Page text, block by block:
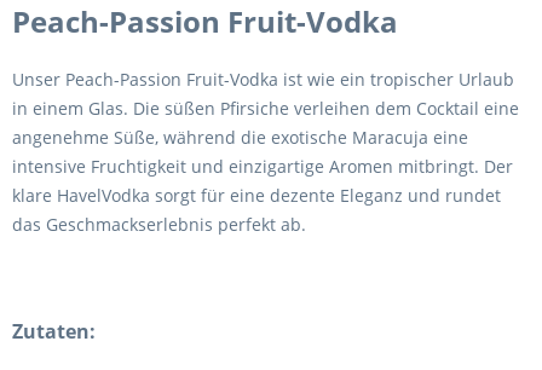
Peach-Passion Fruit-Vodka
Unser Peach-Passion Fruit-Vodka ist wie ein tropischer Urlaub
in einem Glas. Die süßen Pfirsiche verleihen dem Cocktail eine
angenehme Süße, während die exotische Maracuja eine
intensive Fruchtigkeit und einzigartige Aromen mitbringt. Der
klare HavelVodka sorgt für eine dezente Eleganz und rundet
das Geschmackserlebnis perfekt ab.
Zutaten: